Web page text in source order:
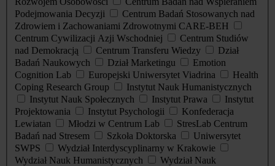
Podejmowania Decyzji
Centrum Badań Stosowanych nad
Zdrowiem i Zachowaniami Zdrowotnymi CARE-BEH
Centrum Cywilizacji Azji Wschodniej
Centrum Studiów
nad Demokracją
Centrum Transferu Wiedzy
Dział
Badań Naukowych
Dział Marketingu
Emotion
Cognition Lab
Europejski Uniwersytet Viadrina
Health
Coping Research Group
Instytut Nauk Humanistycznych
Instytut Nauk Społecznych
Instytut Prawa
Instytut
Projektowania
Instytut Psychologii
Konfederacja
Lewiatan
Młodzi w Centrum Lab
StresLab Centrum
Badań nad Stresem
Szkoła Doktorska
Uniwersytet
SWPS
Wydział Interdyscyplinarny w Krakowie
Wydział Nauk Humanistycznych
Wydział Nauk